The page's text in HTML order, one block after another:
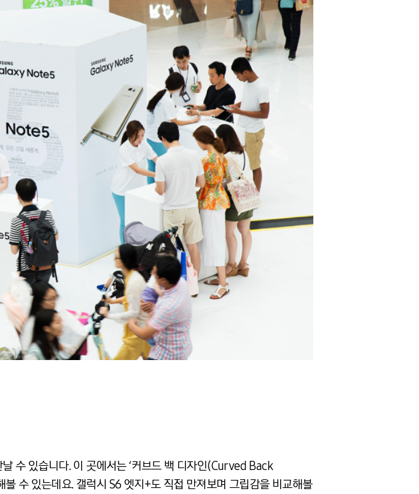
수 있습니다. 이 곳에서는 ‘커브드 백 디자인(Curved Back
수 있는데요. 갤럭시 S6 엣지+도 직접 만져보며 그립감을 비교해볼